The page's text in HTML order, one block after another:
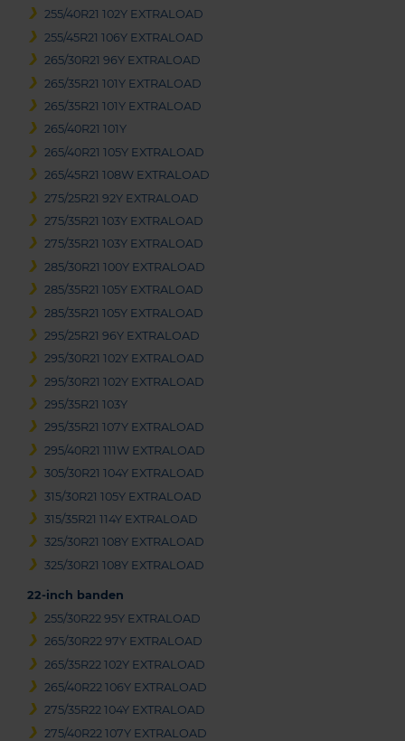
255/40R21 102Y EXTRALOAD
255/45R21 106Y EXTRALOAD
265/30R21 96Y EXTRALOAD
265/35R21 101Y EXTRALOAD
265/35R21 101Y EXTRALOAD
265/40R21 101Y
265/40R21 105Y EXTRALOAD
265/45R21 108W EXTRALOAD
275/25R21 92Y EXTRALOAD
275/35R21 103Y EXTRALOAD
275/35R21 103Y EXTRALOAD
285/30R21 100Y EXTRALOAD
285/35R21 105Y EXTRALOAD
285/35R21 105Y EXTRALOAD
295/25R21 96Y EXTRALOAD
295/30R21 102Y EXTRALOAD
295/30R21 102Y EXTRALOAD
295/35R21 103Y
295/35R21 107Y EXTRALOAD
295/40R21 111W EXTRALOAD
305/30R21 104Y EXTRALOAD
315/30R21 105Y EXTRALOAD
315/35R21 114Y EXTRALOAD
325/30R21 108Y EXTRALOAD
325/30R21 108Y EXTRALOAD
22-inch banden
255/30R22 95Y EXTRALOAD
265/30R22 97Y EXTRALOAD
265/35R22 102Y EXTRALOAD
265/40R22 106Y EXTRALOAD
275/35R22 104Y EXTRALOAD
275/40R22 107Y EXTRALOAD